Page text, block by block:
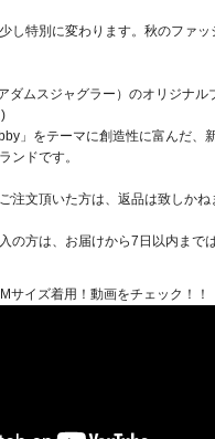
し特別に変わります。秋のファッ
ダムスジャグラー）のオリジナル
」をテーマに創造性に富んだ、
ンドです。
注文頂いた方は、返品は致しかね
の方は、お届けから7日以内まで
サイズ着用！動画をチェック！！